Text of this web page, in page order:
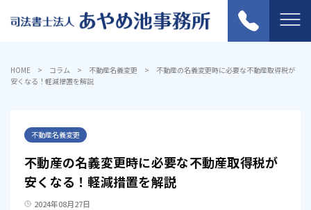
HOME コラム 不動産名義変更
不動産の名義変更時に必要な不動産取得税が
安くなる！軽減措置を解説
不動産名義変更
不動産の名義変更時に必要な不動産取得税が
安くなる！軽減措置を解説
2024年08月27日